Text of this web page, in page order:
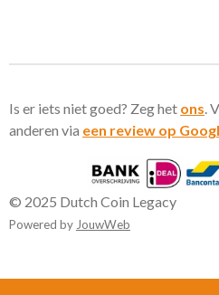
Is er iets niet goed? Zeg het ons .
anderen via een review op
© 2025 Dutch Coin Legacy
Powered by JouwWeb